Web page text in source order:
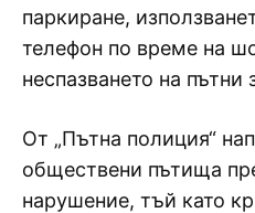
паркиране,
телефон по време на
неспазването на
От „Пътна полиция“
обществени пътища
нарушение, тъй като